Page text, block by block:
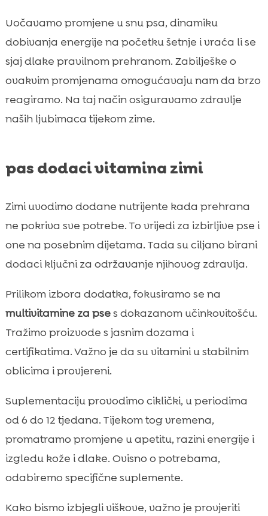
Uočavamo promjene u snu psa, dinamiku
dobivanja energije na početku šetnje i vraća li se
sjaj dlake pravilnom prehranom. Zabilješke o
ovakvim promjenama omogućavaju nam da brzo
reagiramo. Na taj način osiguravamo zdravlje
naših ljubimaca tijekom zime.
pas dodaci vitamina zimi
Zimi uvodimo dodane nutrijente kada prehrana
ne pokriva sve potrebe. To vrijedi za izbirljive pse i
one na posebnim dijetama. Tada su ciljano birani
dodaci ključni za održavanje njihovog zdravlja.
Prilikom izbora dodatka, fokusiramo se na
multivitamine za pses dokazanom učinkovitošću.
Tražimo proizvode s jasnim dozama i
certifikatima. Važno je da su vitamini u stabilnim
oblicima i provjereni.
Suplementaciju provodimo ciklički, u periodima
od 6 do 12 tjedana. Tijekom tog vremena,
promatramo promjene u apetitu, razini energije i
izgledu kože i dlake. Ovisno o potrebama,
odabiremo specifične suplemente.
Kako bismo izbjegli viškove, važno je provjeriti